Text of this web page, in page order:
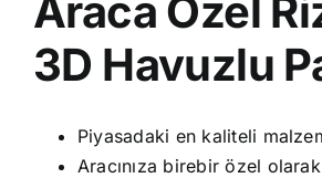
Araca Özel
3D Havuzlu
Piyasadaki en kaliteli
Aracınıza birebir özel